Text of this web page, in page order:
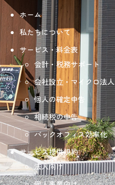
ホーム
私たちについて
サービス・料金表
会計・税務サポート
会社設立・マイクロ法人
個人の確定申告
相続税の申告
バックオフィス効率化
サービス提供規約
法人向け